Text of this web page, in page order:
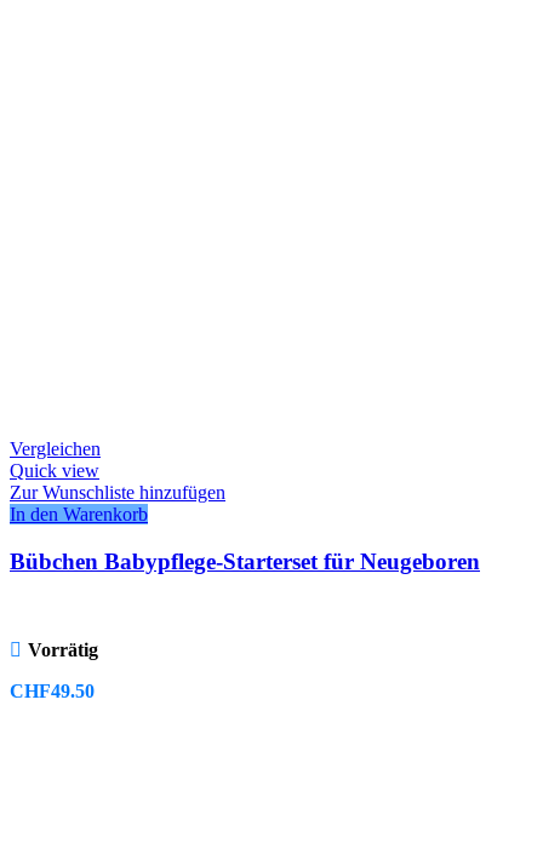
Vergleichen
Quick view
Zur Wunschliste hinzufügen
In den Warenkorb
Bübchen Babypflege-Starterset für Neugeboren
Vorrätig
CHF49.50